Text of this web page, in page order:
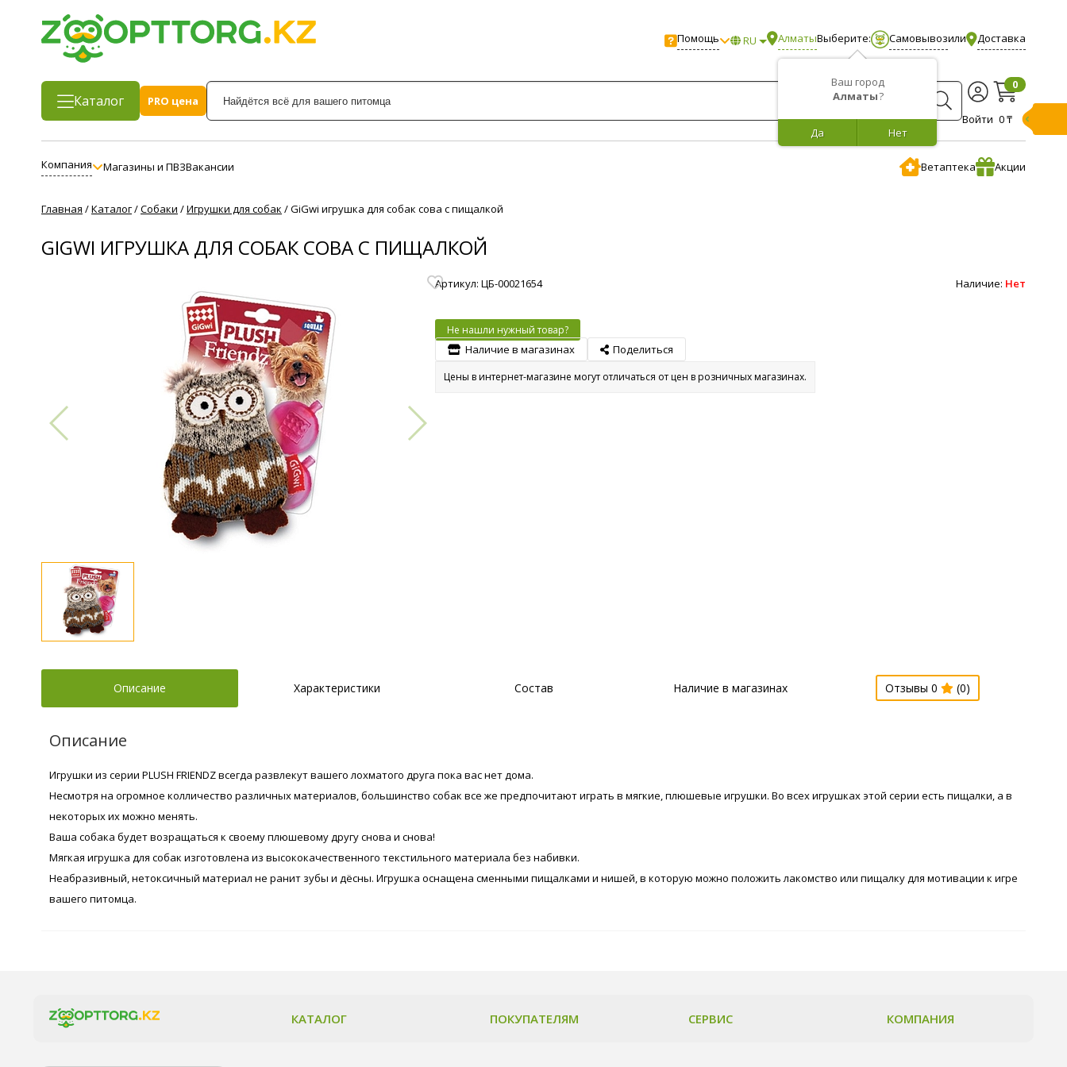
Помощь RU Алматы
Ваш город
Алматы?
Нет
Да
Выберите: Самовывозили Доставка
Каталог
PRO цена
Войти
0
0 ₸
Компания Магазины и ПВЗВакансии Ветаптека Акции
Главная /Каталог/Собаки /Игрушки для собак /GiGwi игрушка для собак сова с пищалкой
GIGWI ИГРУШКА ДЛЯ СОБАК СОВА С ПИЩАЛКОЙ
Артикул: ЦБ-00021654 Наличие: Нет
Не нашли нужный товар?
Наличие в магазинах Поделиться
Цены в интернет-магазине могут отличаться от цен в розничных магазинах.
Описание Характеристики Состав Наличие в магазинах Отзывы 0 (0)
Описание
Игрушки из серии PLUSH FRIENDZ всегда развлекут вашего лохматого друга пока вас нет дома.
Несмотря на огромное колличество различных материалов, большинство собак все же предпочитают играть в мягкие, плюшевые игрушки. Во всех игрушках этой серии есть пищалки, а в
некоторых их можно менять.
Ваша собака будет возращаться к своему плюшевому другу снова и снова!
Мягкая игрушка для собак изготовлена из высококачественного текстильного материала без набивки.
Неабразивный, нетоксичный материал не ранит зубы и дёсны. Игрушка оснащена сменными пищалками и нишей, в которую можно положить лакомство или пищалку для мотивации к игре
вашего питомца.
КАТАЛОГ ПОКУПАТЕЛЯМ СЕРВИС КОМПАНИЯ